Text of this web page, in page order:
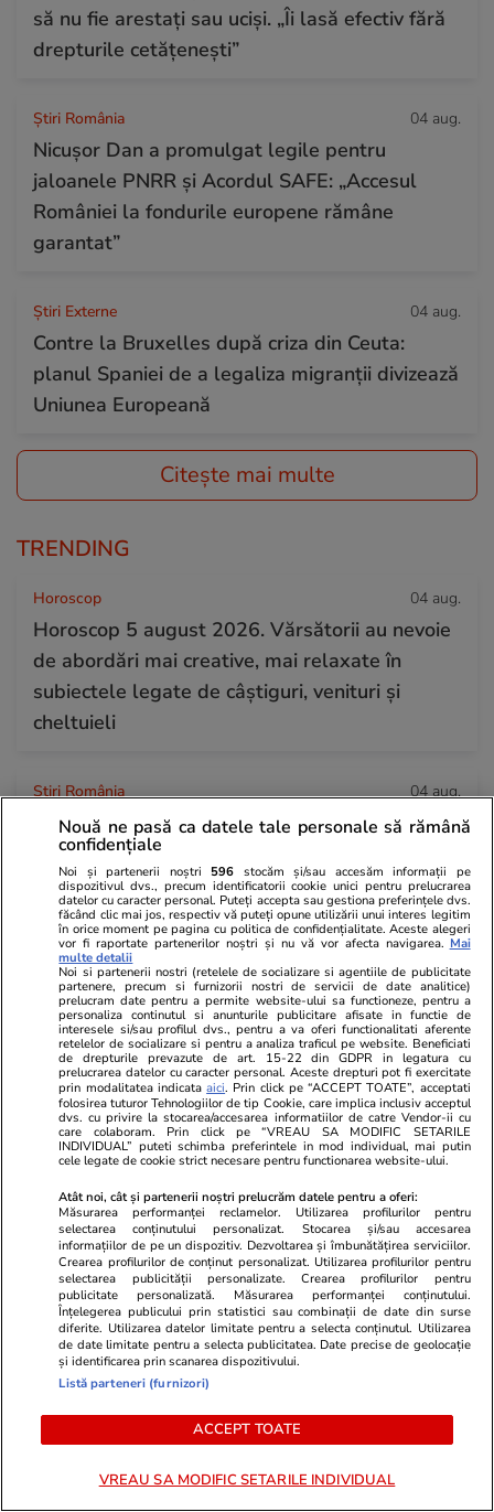
să nu fie arestați sau uciși. „Îi lasă efectiv fără
drepturile cetățenești”
Știri România 04 aug.
Nicușor Dan a promulgat legile pentru
jaloanele PNRR și Acordul SAFE: „Accesul
României la fondurile europene rămâne
garantat”
Știri Externe 04 aug.
Contre la Bruxelles după criza din Ceuta:
planul Spaniei de a legaliza migranții divizează
Uniunea Europeană
Citește mai multe
TRENDING
Horoscop 04 aug.
Horoscop 5 august 2026. Vărsătorii au nevoie
de abordări mai creative, mai relaxate în
subiectele legate de câștiguri, venituri și
cheltuieli
Știri România 04 aug.
Dunărea a ajuns un pârâu la Corabia, cu apă
până la genunchi și bărci înțepenite în nisip:
„Nu poți să te cerți cu natura”
Auto 04 aug.
Dacia Sandero a devenit „mașina ieftină
supremă”, consumă 4,2 litri la 100 km și are
un preț care va schimba regulile jocului în
2026
Știri România 04 aug.
de căldură extremă. Prognoza meteo ANM
pentru perioada 4-31 august 2026
Nouă ne pasă ca datele tale personale să rămână
confidențiale
Noi și partenerii noștri 596 stocăm și/sau accesăm informații pe
dispozitivul dvs., precum identificatorii cookie unici pentru prelucrarea
datelor cu caracter personal. Puteți accepta sau gestiona preferințele dvs.
făcând clic mai jos, respectiv vă puteți opune utilizării unui interes legitim
în orice moment pe pagina cu politica de confidențialitate. Aceste alegeri
vor fi raportate partenerilor noștri și nu vă vor afecta navigarea. Mai
multe detalii
Noi si partenerii nostri (retelele de socializare si agentiile de publicitate
partenere, precum si furnizorii nostri de servicii de date analitice)
prelucram date pentru a permite website-ului sa functioneze, pentru a
personaliza continutul si anunturile publicitare afisate in functie de
interesele si/sau profilul dvs., pentru a va oferi functionalitati aferente
retelelor de socializare si pentru a analiza traficul pe website. Beneficiati
de drepturile prevazute de art. 15-22 din GDPR in legatura cu
prelucrarea datelor cu caracter personal. Aceste drepturi pot fi exercitate
prin modalitatea indicataaici. Prin click pe “ACCEPT TOATE”, acceptati
folosirea tuturor Tehnologiilor de tip Cookie, care implica inclusiv acceptul
dvs. cu privire la stocarea/accesarea informatiilor de catre Vendor-ii cu
care colaboram. Prin click pe “VREAU SA MODIFIC SETARILE
INDIVIDUAL” puteti schimba preferintele in mod individual, mai putin
cele legate de cookie strict necesare pentru functionarea website-ului.
Atât noi, cât și partenerii noștri prelucrăm datele pentru a oferi:
Măsurarea performanței reclamelor. Utilizarea profilurilor pentru
selectarea conținutului personalizat. Stocarea și/sau accesarea
informațiilor de pe un dispozitiv. Dezvoltarea și îmbunătățirea serviciilor.
Crearea profilurilor de conținut personalizat. Utilizarea profilurilor pentru
selectarea publicității personalizate. Crearea profilurilor pentru
publicitate personalizată. Măsurarea performanței conținutului.
Înțelegerea publicului prin statistici sau combinații de date din surse
diferite. Utilizarea datelor limitate pentru a selecta conținutul. Utilizarea
de date limitate pentru a selecta publicitatea. Date precise de geolocație
și identificarea prin scanarea dispozitivului.
Listă parteneri (furnizori)
ACCEPT TOATE
VREAU SA MODIFIC SETARILE INDIVIDUAL